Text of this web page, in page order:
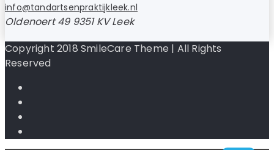
info@tandartsenpraktijkleek.nl
Oldenoert 49 9351 KV Leek
Copyright 2018 SmileCare Theme | All Rights
Reserved